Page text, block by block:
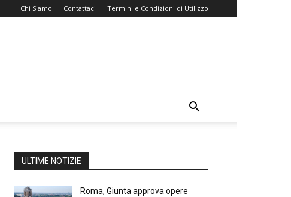
Chi Siamo Contattaci Termini e Condizioni di Utilizzo
ULTIME NOTIZIE
Roma, Giunta approva opere